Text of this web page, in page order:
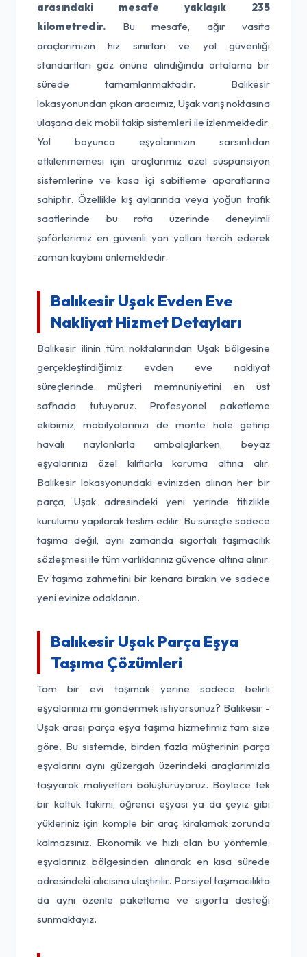
arasındaki mesafe yaklaşık 235
kilometredir. Bu mesafe, ağır vasıta
araçlarımızın hız sınırları ve yol güvenliği
standartları göz önüne alındığında ortalama bir
sürede tamamlanmaktadır. Balıkesir
lokasyonundan çıkan aracımız, Uşak varış noktasına
ulaşana dek mobil takip sistemleri ile izlenmektedir.
Yol boyunca eşyalarınızın sarsıntıdan
etkilenmemesi için araçlarımız özel süspansiyon
sistemlerine ve kasa içi sabitleme aparatlarına
sahiptir. Özellikle kış aylarında veya yoğun trafik
saatlerinde bu rota üzerinde deneyimli
şoförlerimiz en güvenli yan yolları tercih ederek
zaman kaybını önlemektedir.
Balıkesir Uşak Evden Eve
Nakliyat Hizmet Detayları
Balıkesir ilinin tüm noktalarından Uşak bölgesine
gerçekleştirdiğimiz evden eve nakliyat
süreçlerinde, müşteri memnuniyetini en üst
safhada tutuyoruz. Profesyonel paketleme
ekibimiz, mobilyalarınızı de monte hale getirip
havalı naylonlarla ambalajlarken, beyaz
eşyalarınızı özel kılıflarla koruma altına alır.
Balıkesir lokasyonundaki evinizden alınan her bir
parça, Uşak adresindeki yeni yerinde titizlikle
kurulumu yapılarak teslim edilir. Bu süreçte sadece
taşıma değil, aynı zamanda sigortalı taşımacılık
sözleşmesi ile tüm varlıklarınız güvence altına alınır.
Ev taşıma zahmetini bir kenara bırakın ve sadece
yeni evinize odaklanın.
Balıkesir Uşak Parça Eşya
Taşıma Çözümleri
Tam bir evi taşımak yerine sadece belirli
eşyalarınızı mı göndermek istiyorsunuz? Balıkesir -
Uşak arası parça eşya taşıma hizmetimiz tam size
göre. Bu sistemde, birden fazla müşterinin parça
eşyalarını aynı güzergah üzerindeki araçlarımızla
taşıyarak maliyetleri bölüştürüyoruz. Böylece tek
bir koltuk takımı, öğrenci eşyası ya da çeyiz gibi
yükleriniz için komple bir araç kiralamak zorunda
kalmazsınız. Ekonomik ve hızlı olan bu yöntemle,
eşyalarınız bölgesinden alınarak en kısa sürede
adresindeki alıcısına ulaştırılır. Parsiyel taşımacılıkta
da aynı özenle paketleme ve sigorta desteği
sunmaktayız.